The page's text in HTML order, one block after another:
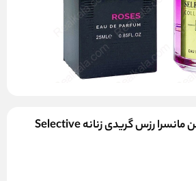
ادکلن سلکتیو کالکشن مانسرا رزس گریدی زنانه Selective